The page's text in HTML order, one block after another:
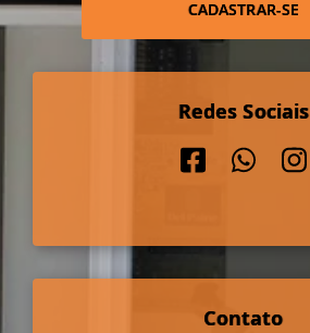
CADASTRAR-SE
Redes Sociais
Contato